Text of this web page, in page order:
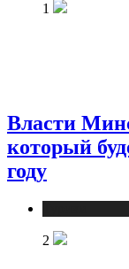
1
Власти
который
году
2